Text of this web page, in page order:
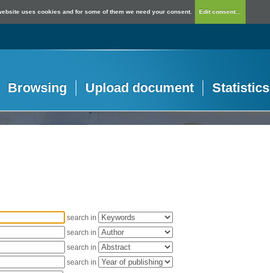
uses cookies and for some of them we need your consent. Edit consent...
Browsing Upload document Statistics
search in
search in
search in
search in